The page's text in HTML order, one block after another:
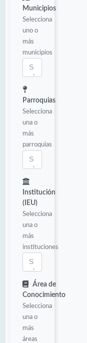
Municipios
Selecciona
uno o
más
municipios
Parroquias
Selecciona
una o
más
parroquias
Institución
(IEU)
Selecciona
una o
más
instituciones
Área de
Conocimiento
Selecciona
una o
más
áreas